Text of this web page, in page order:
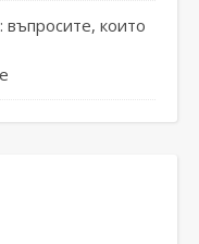
въпросите, които